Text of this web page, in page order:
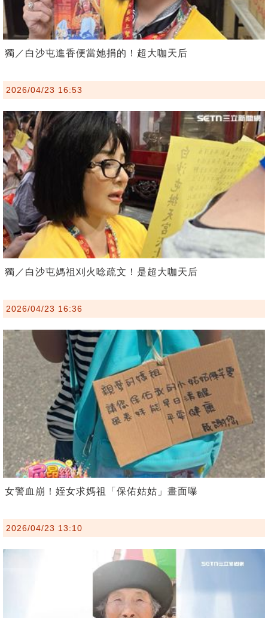
獨／白沙屯進香便當她捐的！超大咖天后
2026/04/23 16:53
獨／白沙屯媽祖刈火唸疏文！是超大咖天后
2026/04/23 16:36
女警血崩！姪女求媽祖「保佑姑姑」畫面曝
2026/04/23 13:10